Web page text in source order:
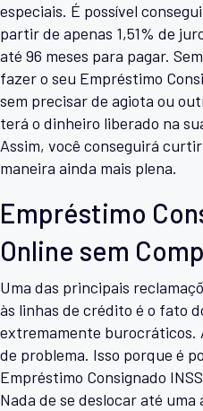
especiais. É possível
partir de apenas 1,51% de
até 96 meses para pagar.
fazer o seu Empréstimo
sem precisar de agiota ou
terá o dinheiro liberado na
Assim, você conseguirá
maneira ainda mais plena.
Empréstimo
Online sem
Uma das principais
às linhas de crédito é o fato
extremamente burocráticos.
de problema. Isso porque é
Empréstimo Consignado
Nada de se deslocar até